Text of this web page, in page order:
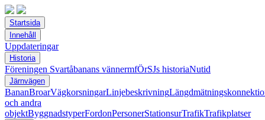
Startsida
Innehåll
Uppdateringar
Historia
Föreningen Svartåbanans vännermfÖrSJs historiaNutid
Järnvägen
BananBroarVägkorsningarLinjebeskrivning
och andra
objektByggnadstyperFordonPersonerStationsurTrafikTrafikplatser